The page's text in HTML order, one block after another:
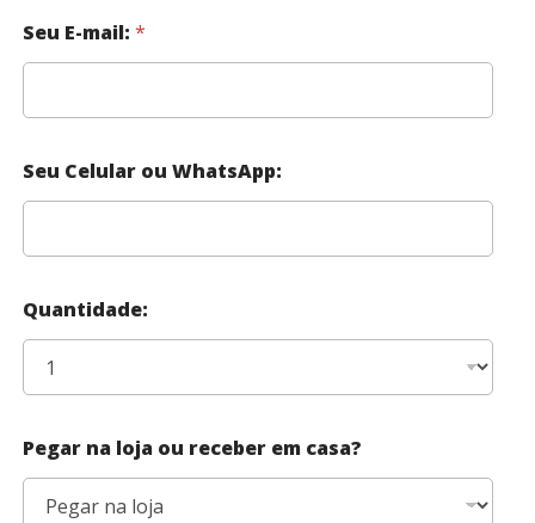
Seu E-mail: *
Seu Celular ou WhatsApp:
Quantidade:
Pegar na loja ou receber em casa?